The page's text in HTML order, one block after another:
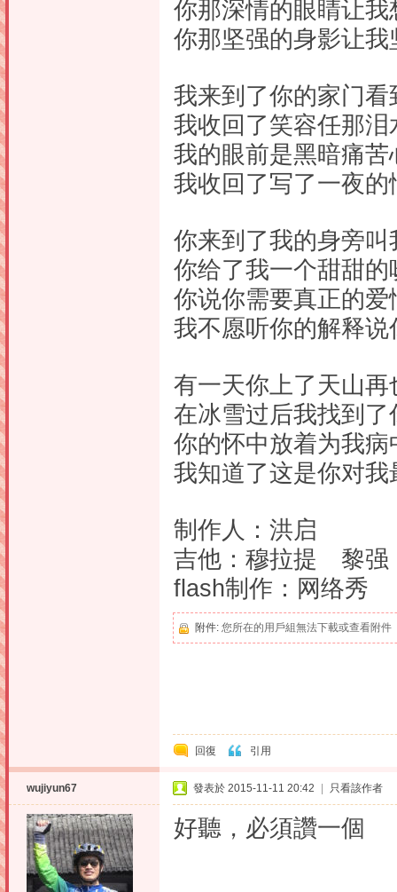
你那深情的眼睛让
你那坚强的身影让
我来到了你的家门
我收回了笑容任那
我的眼前是黑暗痛
我收回了写了一夜
你来到了我的身旁
你给了我一个甜甜
你说你需要真正的
我不愿听你的解释
有一天你上了天山
在冰雪过后我找到
你的怀中放着为我
我知道了这是你对我
制作人：洪启
吉他：穆拉提 黎强
flash制作：网络秀
附件: 您所在的用戶組無法下載或查看附件
回復 引用
wujiyun67 發表於 2015-11-11 20:42 只看該作者
好聽，必須讚一個